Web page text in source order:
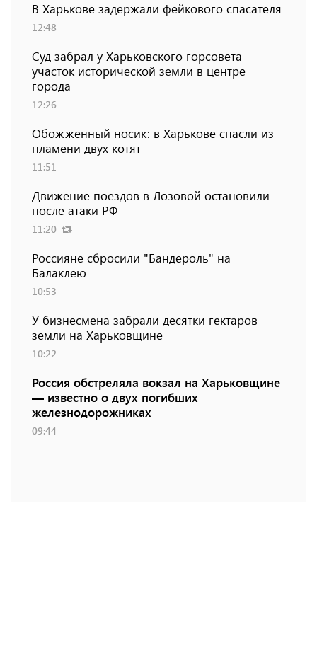
В Харькове задержали фейкового спасателя
12:48
Суд забрал у Харьковского горсовета
участок исторической земли в центре
города
12:26
Обожженный носик: в Харькове спасли из
пламени двух котят
11:51
Движение поездов в Лозовой остановили
после атаки РФ
11:20
Россияне сбросили "Бандероль" на
Балаклею
10:53
У бизнесмена забрали десятки гектаров
земли на Харьковщине
10:22
Россия обстреляла вокзал на Харьковщине
— известно о двух погибших
железнодорожниках
09:44